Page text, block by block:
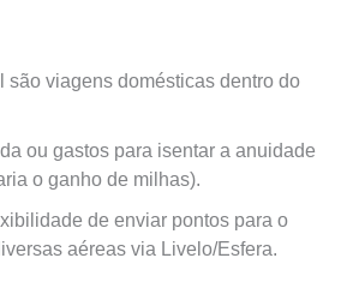
são viagens domésticas dentro do
ou gastos para isentar a anuidade
o ganho de milhas).
de enviar pontos para o
aéreas via Livelo/Esfera.